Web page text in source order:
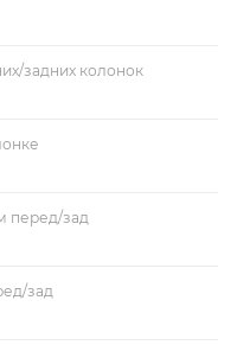
задних колонок
перед/зад
зад